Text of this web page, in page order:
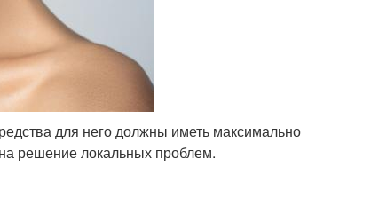
для него должны иметь максимально
решение локальных проблем.